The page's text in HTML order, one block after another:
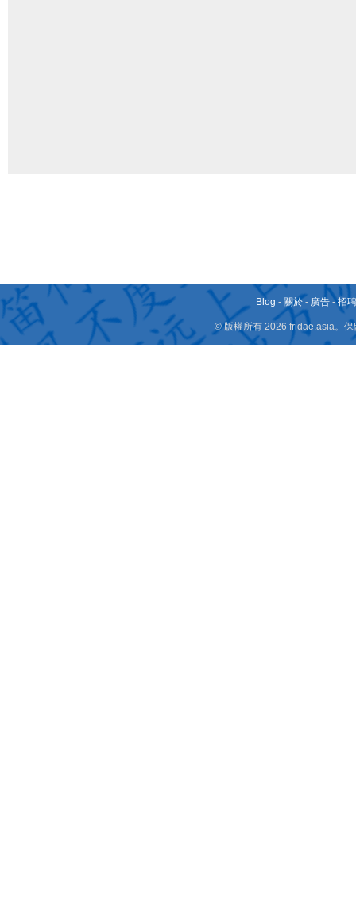
Blog - 關於 - 廣告 -招
© 版權所有 2026 fridae.asia。